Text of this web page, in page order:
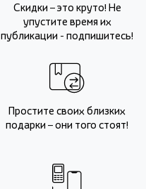
Скидки – это круто! Не
упустите время их
публикации - подпишитесь!
Простите своих близких
подарки – они того стоят!